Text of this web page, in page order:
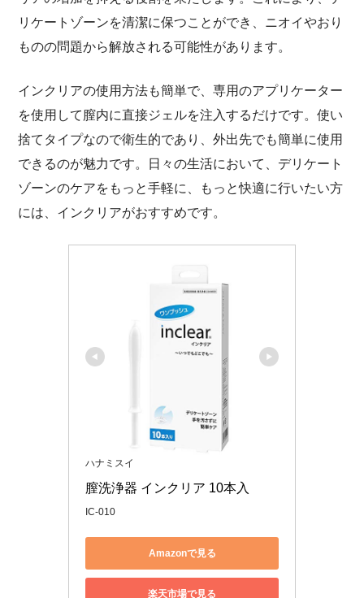
リケートゾーンを清潔に保つことができ、ニオイやおり
ものの問題から解放される可能性があります。
インクリアの使用方法も簡単で、専用のアプリケーター
を使用して膣内に直接ジェルを注入するだけです。使い
捨てタイプなので衛生的であり、外出先でも簡単に使用
できるのが魅力です。日々の生活において、デリケート
ゾーンのケアをもっと手軽に、もっと快適に行いたい方
には、インクリアがおすすめです。
ハナミスイ
膣洗浄器 インクリア 10本入
IC-010
Amazonで見る
楽天市場で見る